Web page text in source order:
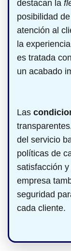
destacan la
posibilidad
atención al
la
es tratada
un acabado
Las
del servicio
políticas de
satisfacción y
empresa
seguridad
cada cliente.